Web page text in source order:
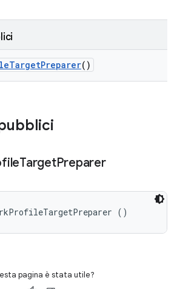
TargetPreparer()
TargetPreparer
()
pagina è stata utile?